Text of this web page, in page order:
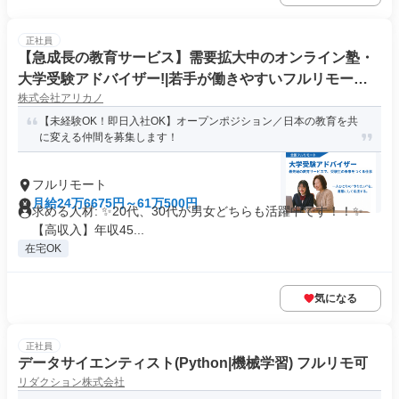
正社員
【急成長の教育サービス】需要拡大中のオンライン塾・
大学受験アドバイザー!|若手が働きやすいフルリモート
勤務
株式会社アリカノ
【未経験OK！即日入社OK】オープンポジション／日本の教育を共
に変える仲間を募集します！
フルリモート
月給24万6675円～61万500円
求める人材: ✨️20代、30代が男女どちらも活躍中です！！✨️
【高収入】年収45...
在宅OK
気になる
正社員
データサイエンティスト(Python|機械学習) フルリモ可
リダクション株式会社